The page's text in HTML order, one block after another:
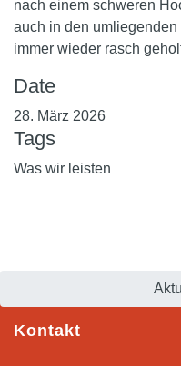
nach einem schweren
auch in den
immer wieder rasch
Date
28. März 2026
Tags
Was wir leisten
Kontakt